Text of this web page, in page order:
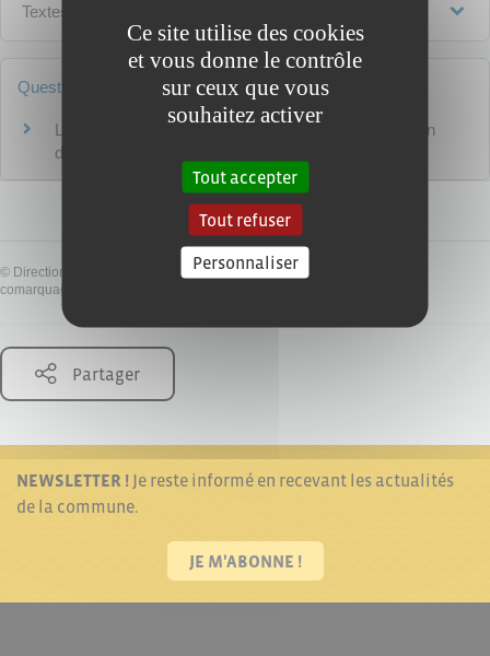
Textes de référence
Questions ? Réponses !
Le siège d'une association peut-il être le domicile d'un
de ses membres ?
© Direction de l'information légale et administrative
comarquage developpé par
Partager
NEWSLETTER ! Je reste informé en recevant les actualités
de la commune.
JE M'ABONNE !
Ce site utilise des cookies
et vous donne le contrôle
sur ceux que vous
souhaitez activer
Tout accepter
Tout refuser
Personnaliser